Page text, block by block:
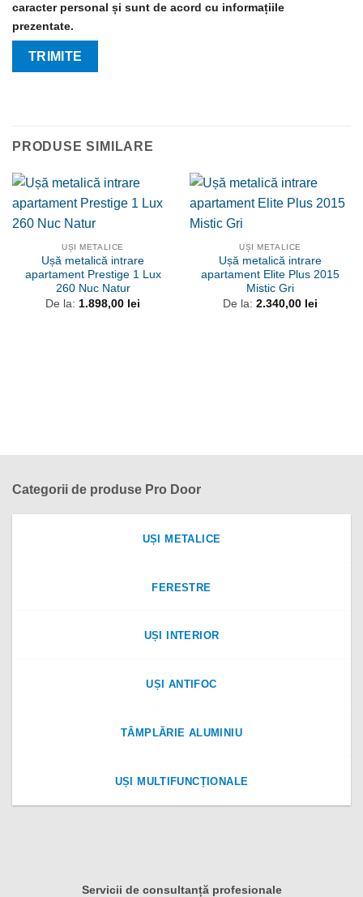
caracter personal și sunt de acord cu informațiile
prezentate.
PRODUSE SIMILARE
UȘI METALICE
Ușă metalică intrare
apartament Prestige 1 Lux
260 Nuc Natur
De la: 1.898,00 lei
UȘI METALICE
Ușă metalică intrare
apartament Elite Plus 2015
Mistic Gri
De la: 2.340,00 lei
Categorii de produse Pro Door
UȘI METALICE
FERESTRE
UȘI INTERIOR
UȘI ANTIFOC
TÂMPLĂRIE ALUMINIU
UȘI MULTIFUNCȚIONALE
Servicii de consultanță profesionale